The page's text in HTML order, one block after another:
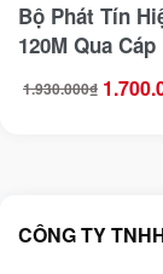
Bộ Phát Tín
120M Qua
Lan RJ45
(Sender)
1.930.000₫
Giá
gốc
Giá
hiện
CÔNG TY